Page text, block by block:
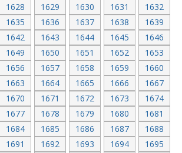
1628 1629 1630 1631
1632
1635 1636 1637 1638
1639
1642 1643 1644 1645
1646
1649 1650 1651 1652
1653
1656 1657 1658 1659
1660
1663 1664 1665 1666
1667
1670 1671 1672 1673
1674
1677 1678 1679 1680
1681
1684 1685 1686 1687
1688
1691 1692 1693 1694
1695